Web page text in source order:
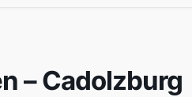
– Cadolzburg